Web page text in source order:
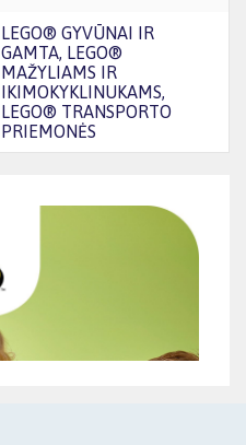
LEGO® GYVŪNAI IR
GAMTA, LEGO®
MAŽYLIAMS IR
IKIMOKYKLINUKAMS,
LEGO® TRANSPORTO
PRIEMONĖS